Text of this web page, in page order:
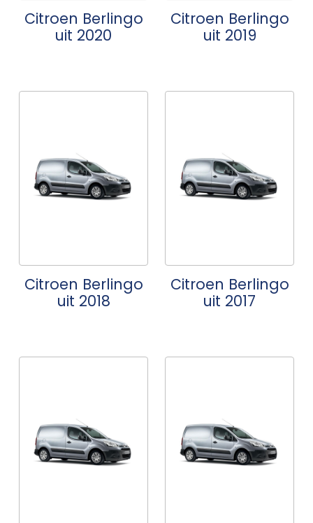
Citroen Berlingo
uit 2020
Citroen Berlingo
uit 2019
Citroen Berlingo
uit 2018
Citroen Berlingo
uit 2017